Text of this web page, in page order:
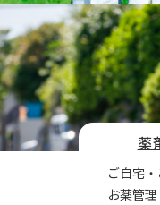
薬
ご自宅
お薬管